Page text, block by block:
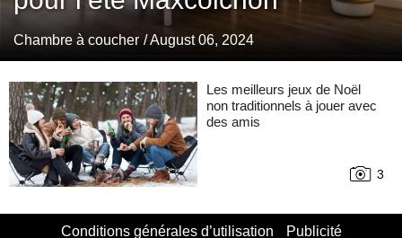
Chambre à coucher / August 06, 2024
Les meilleurs jeux de Noël
non traditionnels à jouer avec
des amis
3
Conditions générales d’utilisation Publicité